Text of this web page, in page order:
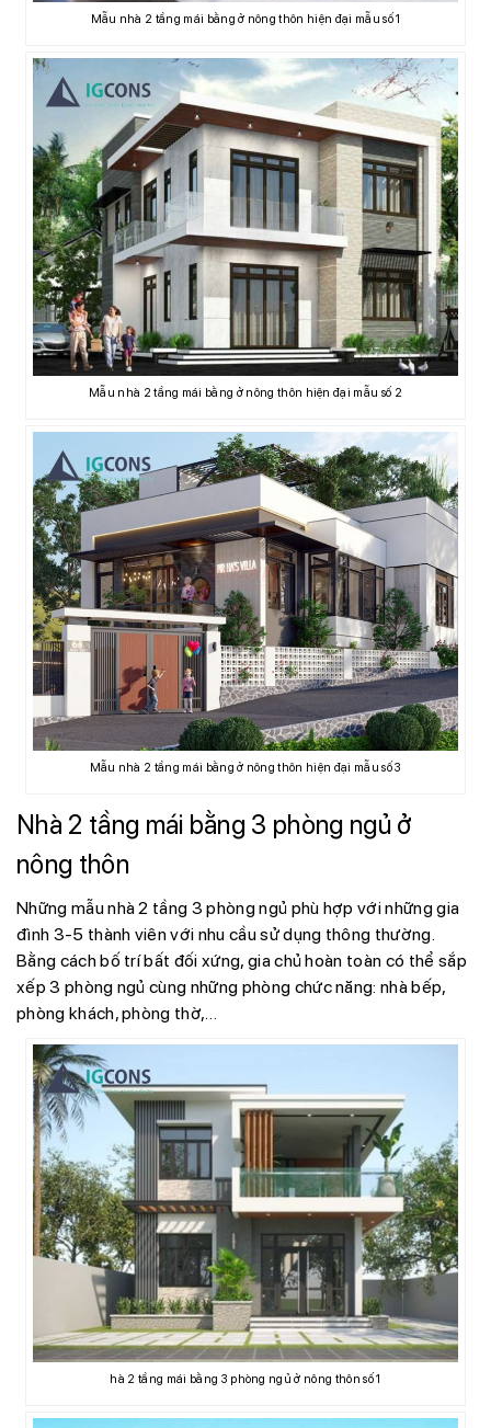
Mẫu nhà 2 tầng mái bằng ở nông thôn hiện đại mẫu số 1
Mẫu nhà 2 tầng mái bằng ở nông thôn hiện đại mẫu số 2
Mẫu nhà 2 tầng mái bằng ở nông thôn hiện đại mẫu số 3
Nhà 2 tầng mái bằng 3 phòng ngủ ở
nông thôn
Những mẫu nhà 2 tầng 3 phòng ngủ phù hợp với những gia
đình 3-5 thành viên với nhu cầu sử dụng thông thường.
Bằng cách bố trí bất đối xứng, gia chủ hoàn toàn có thể sắp
xếp 3 phòng ngủ cùng những phòng chức năng: nhà bếp,
phòng khách, phòng thờ,…
hà 2 tầng mái bằng 3 phòng ngủ ở nông thôn số 1